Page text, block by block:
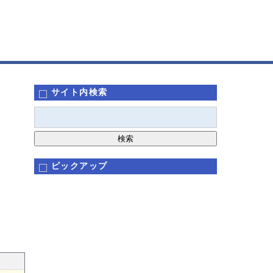
サイト内検索
ピックアップ